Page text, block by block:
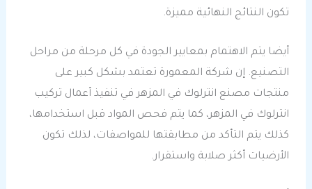
تكون النتائج النهائية مميزة.
أيضا يتم الاهتمام بمعايير الجودة في كل مرحلة من مراحل
التصنيع. إن شركة المعمورة تعتمد بشكل كبير على
منتجات مصنع انترلوك في المزهر في تنفيذ أعمال تركيب
انترلوك في المزهر، كما يتم فحص المواد قبل استخدامها،
كذلك يتم التأكد من مطابقتها للمواصفات، لذلك تكون
الأرضيات أكثر صلابة واستقرار.